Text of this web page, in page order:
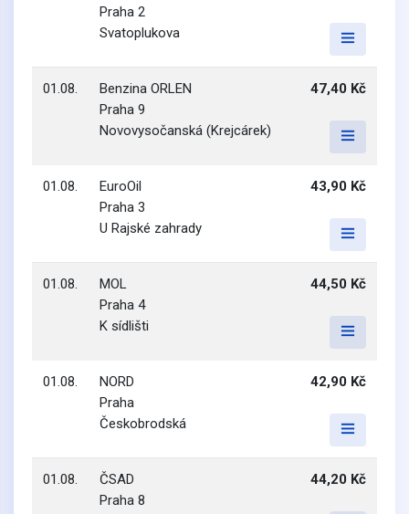
Praha 2
Svatoplukova
01.08.
Benzina ORLEN
Praha 9
Novovysočanská (Krejcárek)
47,40 Kč
01.08.
EuroOil
Praha 3
U Rajské zahrady
43,90 Kč
01.08.
MOL
Praha 4
K sídlišti
44,50 Kč
01.08.
NORD
Praha
Českobrodská
42,90 Kč
01.08.
ČSAD
Praha 8
44,20 Kč